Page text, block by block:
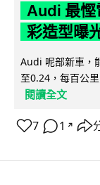
Audi 最
彩造型曝
Audi 呢部新車，
至0.24，每百公
閱讀全文
7 1 ↗